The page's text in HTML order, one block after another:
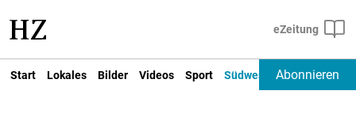
Start Lokales Bilder Videos Sport Südwest Deutschland
Abonnieren